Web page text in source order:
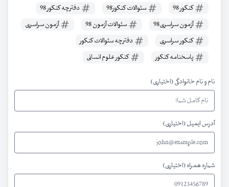
کنکور 98 سئوالات کنکور98
دفترچه کنکور 98
آزمون سراسری98
سئوالات آزمون 98
آزمون سراسری
کنکور سراسری
دفترچه سئوالات کنکور
پاسخنامه کنکور
کنکور علوم انسانی
نام و نام خانوادگی (اختیاری)
آدرس ایمیل (اختیاری)
شماره همراه (اختیاری)